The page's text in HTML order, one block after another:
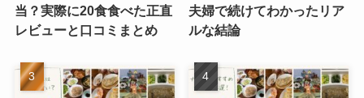
当？実際に20食食べた正直
レビューと口コミまとめ
夫婦で続けてわかったリア
ルな結論